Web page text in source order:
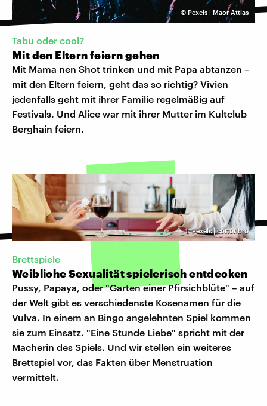
© Pexels | Maor Attias
Tabu oder cool?
Mit den Eltern feiern gehen
Mit Mama nen Shot trinken und mit Papa abtanzen –
mit den Eltern feiern, geht das so richtig? Vivien
jedenfalls geht mit ihrer Familie regelmäßig auf
Festivals. Und Alice war mit ihrer Mutter im Kultclub
Berghain feiern.
©Pexels | cottonbro
Brettspiele
Weibliche Sexualität spielerisch entdecken
Pussy, Papaya, oder "Garten einer Pfirsichblüte" – auf
der Welt gibt es verschiedenste Kosenamen für die
Vulva. In einem an Bingo angelehnten Spiel kommen
sie zum Einsatz. "Eine Stunde Liebe" spricht mit der
Macherin des Spiels. Und wir stellen ein weiteres
Brettspiel vor, das Fakten über Menstruation
vermittelt.